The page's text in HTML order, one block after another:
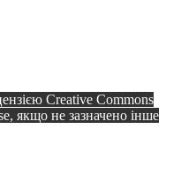
Creative Commons
якщо не зазначено інше